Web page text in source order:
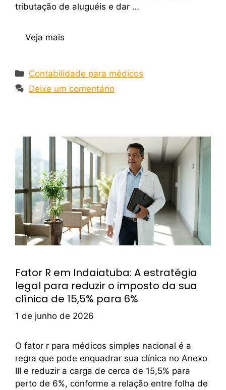
tributação de aluguéis e dar …
Veja mais
Contabilidade para médicos
Deixe um comentário
Fator R em Indaiatuba: A estratégia
legal para reduzir o imposto da sua
clínica de 15,5% para 6%
1 de junho de 2026
O fator r para médicos simples nacional é a
regra que pode enquadrar sua clínica no Anexo
III e reduzir a carga de cerca de 15,5% para
perto de 6%, conforme a relação entre folha de